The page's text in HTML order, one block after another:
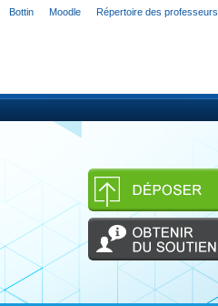
Bottin Moodle Répertoire des professeurs